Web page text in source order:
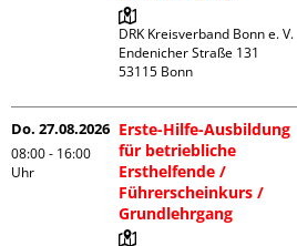
DRK Kreisverband Bonn e. V.
Endenicher Straße 131
Do. 27.08.2026
08:00 - 16:00
Uhr
Erste-Hilfe-Ausbildung
für betriebliche
Ersthelfende /
Führerscheinkurs /
Grundlehrgang